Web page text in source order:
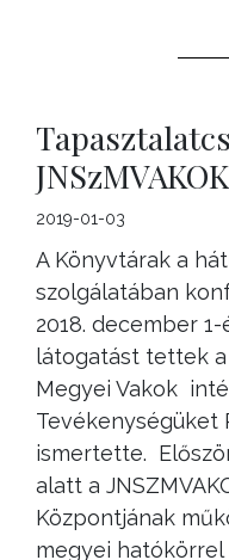
2019-01-03
A Könyvtárak a
szolgálatában
2018. december
látogatást tettek
Megyei Vakok
Tevékenységüket
ismertette.
alatt a
Központjának
megyei